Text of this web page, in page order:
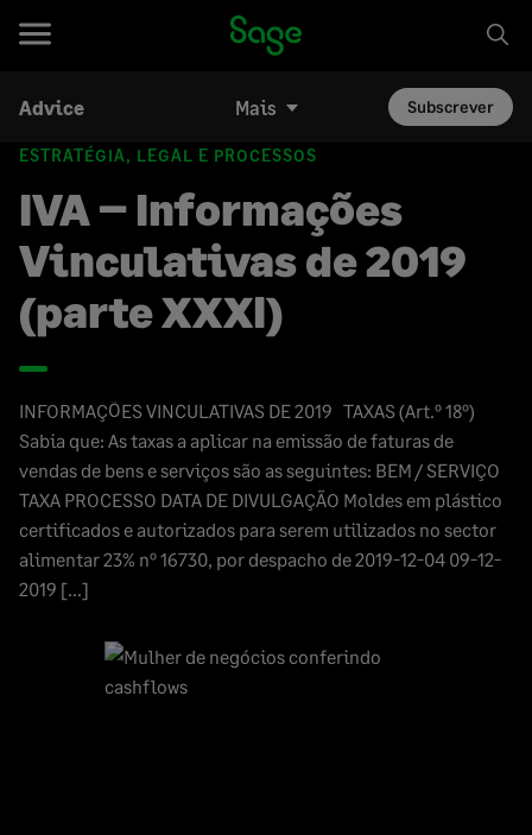
Advice Mais Subscrever
ESTRATÉGIA, LEGAL E PROCESSOS
IVA – Informações
Vinculativas de 2019
(parte XXXI)
INFORMAÇÕES VINCULATIVAS DE 2019 TAXAS (Art.º 18º)
Sabia que: As taxas a aplicar na emissão de faturas de
vendas de bens e serviços são as seguintes: BEM / SERVIÇO
TAXA PROCESSO DATA DE DIVULGAÇÃO Moldes em plástico
certificados e autorizados para serem utilizados no sector
alimentar 23% nº 16730, por despacho de 2019-12-04 09-12-
2019 […]